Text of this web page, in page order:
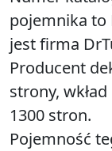
pojemnika to
jest firma
Producent
strony,
1300 stron.
Pojemność